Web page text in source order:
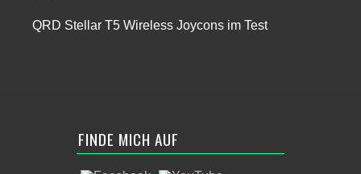
QRD Stellar T5 Wireless Joycons im Test
FINDE MICH AUF